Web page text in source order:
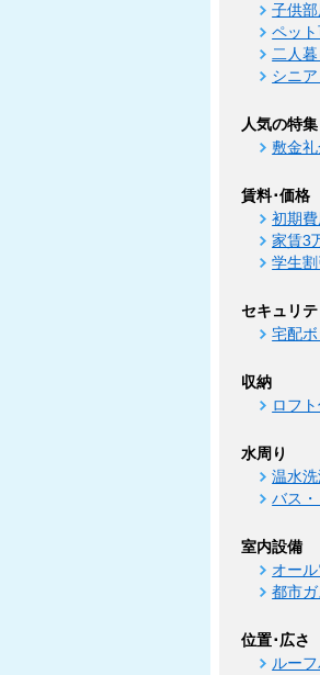
子供
ペッ
二人
シニ
人気の特集
敷金
賃料･価格
初期
家賃3
学生
セキュリテ
宅配
収納
ロフト
水周り
温水
バス
室内設備
オー
都市
位置･広さ
ルー